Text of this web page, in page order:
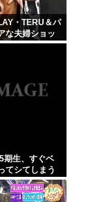
・TERU＆パ
な夫婦ショッ
う！
期生、すぐベ
てシてしまう